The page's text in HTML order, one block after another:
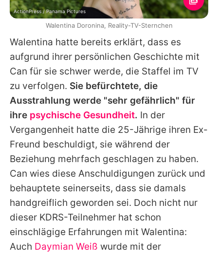
Walentina hatte bereits erklärt, dass es
aufgrund ihrer persönlichen Geschichte mit
Can für sie schwer werde, die Staffel im TV
zu verfolgen. Sie befürchtete, die
Ausstrahlung werde "sehr gefährlich" für
ihre psychische Gesundheit. In der
Vergangenheit hatte die 25-Jährige ihren Ex-
Freund beschuldigt, sie während der
Beziehung mehrfach geschlagen zu haben.
Can wies diese Anschuldigungen zurück und
behauptete seinerseits, dass sie damals
handgreiflich geworden sei. Doch nicht nur
dieser KDRS-Teilnehmer hat schon
einschlägige Erfahrungen mit Walentina:
Auch Daymian Weiß wurde mit der
ActionPress / Panama Pictures
Walentina Doronina, Reality-TV-Sternchen